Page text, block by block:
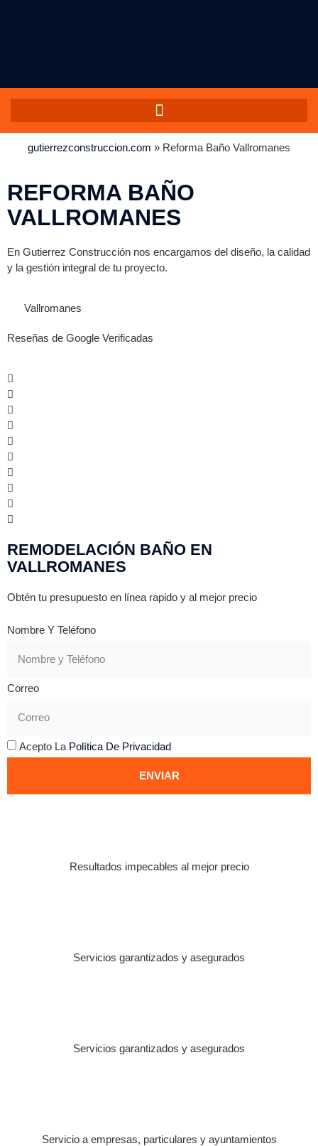
gutierrezconstruccion.com » Reforma Baño Vallromanes
REFORMA BAÑO
VALLROMANES
En Gutierrez Construcción nos encargamos del diseño, la calidad
y la gestión integral de tu proyecto.
Vallromanes
Reseñas de Google Verificadas
REMODELACIÓN BAÑO EN
VALLROMANES
Obtén tu presupuesto en línea rapido y al mejor precio
Nombre Y Teléfono
Correo
Acepto La Política De Privacidad
ENVIAR
Resultados impecables al mejor precio
Servicios garantizados y asegurados
Servicios garantizados y asegurados
Servicio a empresas, particulares y ayuntamientos